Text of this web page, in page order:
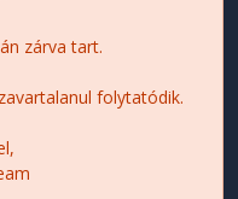
zárva tart.
folytatódik.